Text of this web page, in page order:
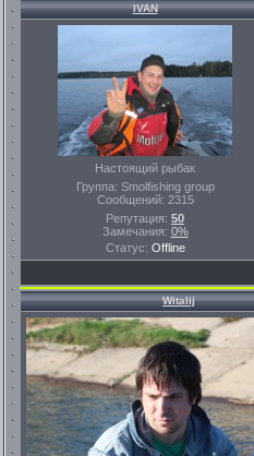
IVAN
Настоящий рыбак
Группа: Smolfishing group
Сообщений: 2315
Репутация: 50
Замечания: 0%
Статус: Offline
Witalij